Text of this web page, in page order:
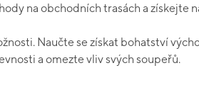
na obchodních trasách a získejte
Naučte se získat bohatství
a omezte vliv svých soupeřů.